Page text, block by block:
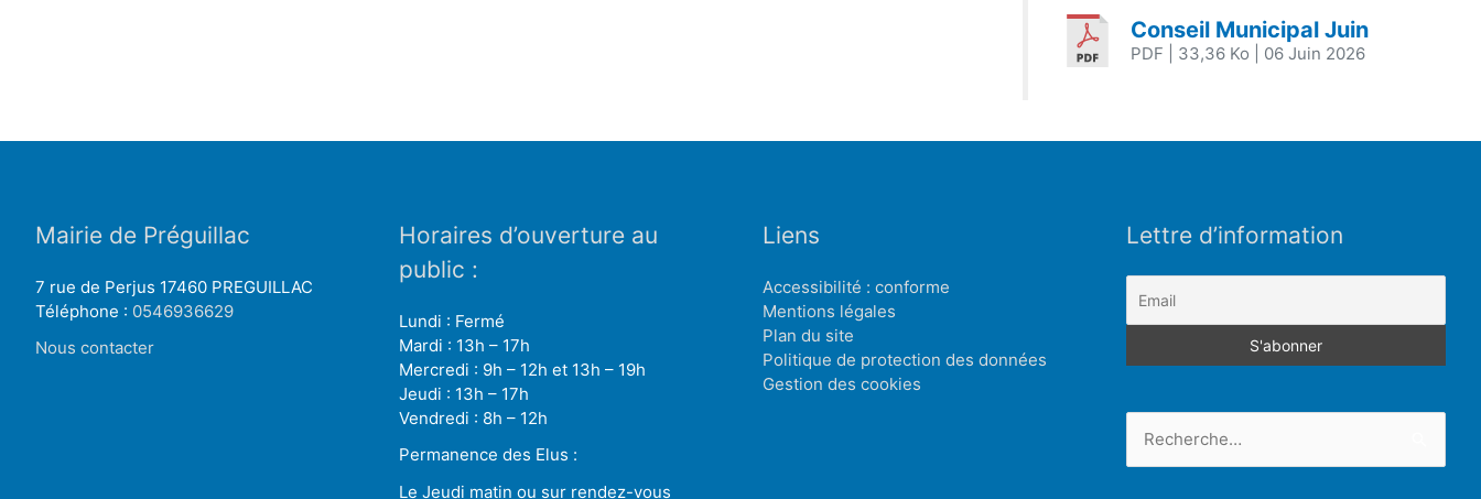
Conseil Municipal Juin
PDF | 33,36 Ko | 06 Juin 2026
Mairie de Préguillac
7 rue de Perjus 17460 PREGUILLAC
Téléphone : 0546936629
Nous contacter
Horaires d’ouverture au
public :
Lundi : Fermé
Mardi : 13h – 17h
Mercredi : 9h – 12h et 13h – 19h
Jeudi : 13h – 17h
Vendredi : 8h – 12h
Permanence des Elus :
Le Jeudi matin ou sur rendez-vous
Liens
Accessibilité : conforme
Mentions légales
Plan du site
Politique de protection des données
Gestion des cookies
Lettre d’information